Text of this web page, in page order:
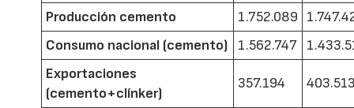
Producción cemento 1.752.089
Consumo nacional (cemento)
1.562.747
Exportaciones
(cemento+clínker)
357.194